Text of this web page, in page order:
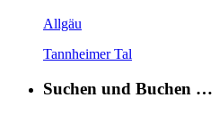
Allgäu
Tannheimer Tal
Suchen und Buchen …